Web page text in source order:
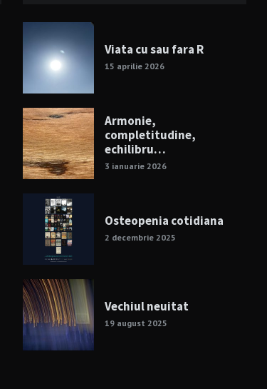
Viata cu sau fara R
15 aprilie 2026
Armonie,
completitudine,
echilibru…
3 ianuarie 2026
Osteopenia cotidiana
2 decembrie 2025
Vechiul neuitat
19 august 2025